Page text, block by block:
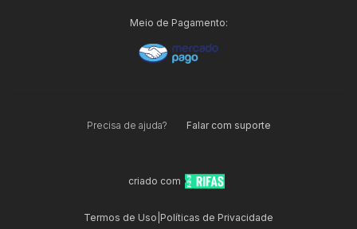
Meio de Pagamento:
Precisa de ajuda? Falar com suporte
criado com
Termos de Uso Políticas de Privacidade